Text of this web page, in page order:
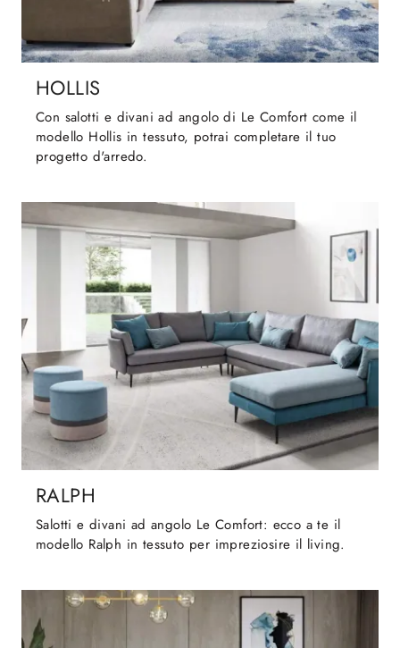
HOLLIS
Con salotti e divani ad angolo di Le Comfort come il
modello Hollis in tessuto, potrai completare il tuo
progetto d'arredo.
RALPH
Salotti e divani ad angolo Le Comfort: ecco a te il
modello Ralph in tessuto per impreziosire il living.